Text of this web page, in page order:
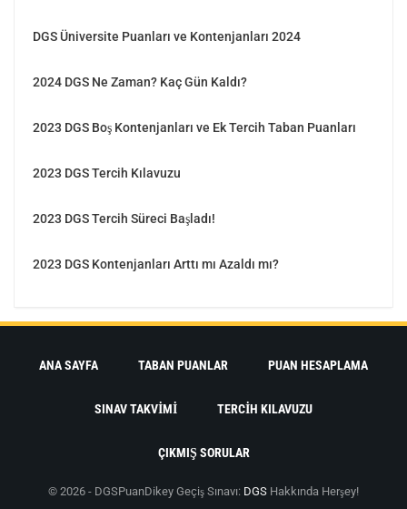
DGS Üniversite Puanları ve Kontenjanları 2024
2024 DGS Ne Zaman? Kaç Gün Kaldı?
2023 DGS Boş Kontenjanları ve Ek Tercih Taban Puanları
2023 DGS Tercih Kılavuzu
2023 DGS Tercih Süreci Başladı!
2023 DGS Kontenjanları Arttı mı Azaldı mı?
ANA SAYFA TABAN PUANLAR PUAN HESAPLAMA
SINAV TAKVIMI TERCIH KILAVUZU
ÇIKMIŞ SORULAR
© 2026 - DGSPuanDikey Geçiş Sınavı: DGS Hakkında Herşey!